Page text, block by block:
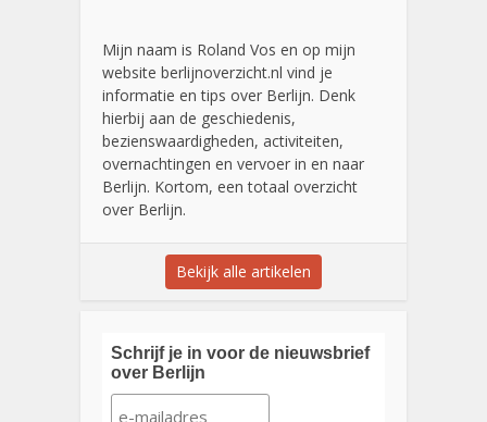
Mijn naam is Roland Vos en op mijn
website berlijnoverzicht.nl vind je
informatie en tips over Berlijn. Denk
hierbij aan de geschiedenis,
bezienswaardigheden, activiteiten,
overnachtingen en vervoer in en naar
Berlijn. Kortom, een totaal overzicht
over Berlijn.
Bekijk alle artikelen
Schrijf je in voor de nieuwsbrief
over Berlijn